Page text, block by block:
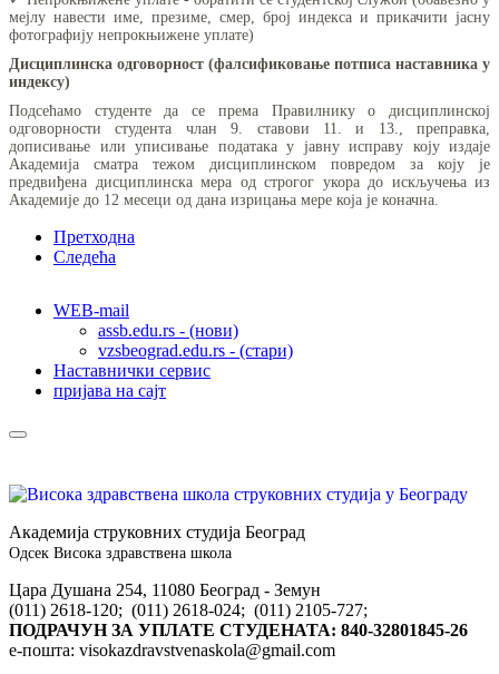
мејлу навести име, презиме, смер, број индекса и прикачити јасну
фотографију непрокњижене уплате)
Дисциплинска одговорност (фалсификовање потписа наставника у
индексу)
Подсећамо студенте да се према Правилнику о дисциплинској
одговорности студента члан 9. ставови 11. и 13., преправка,
дописивање или уписивање података у јавну исправу коју издаје
Академија сматра тежом дисциплинском повредом за коју је
предвиђена дисциплинска мера од строгог укора до искључења из
Академије до 12 месеци од дана изрицања мере која је коначна.
Претходна
Следећа
WEB-mail
assb.edu.rs - (нови)
vzsbeograd.edu.rs - (стари)
Наставнички сервис
пријава на сајт
Академија струковних студија Београд
Одсек Висока здравствена школа
Цара Душана 254, 11080 Београд - Земун
(011) 2618-120; (011) 2618-024; (011) 2105-727;
ПОДРАЧУН ЗА УПЛАТЕ СТУДЕНАТА: 840-32801845-26
е-пошта: visokazdravstvenaskola@gmail.com